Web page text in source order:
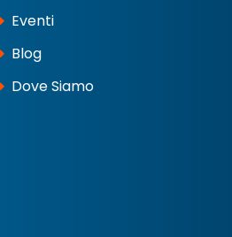
Eventi
Blog
Dove Siamo